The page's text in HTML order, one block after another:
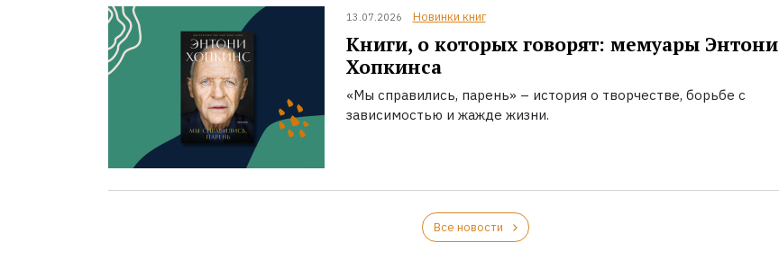
13.07.2026 Новинки книг
Книги, о которых говорят: мемуары Энтони
Хопкинса
«Мы справились, парень» – история о творчестве, борьбе с
зависимостью и жажде жизни.
Все новости